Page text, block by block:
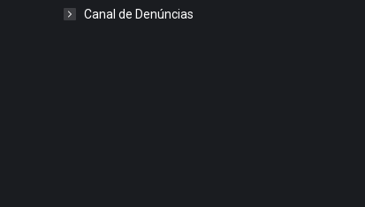
Canal de Denúncias